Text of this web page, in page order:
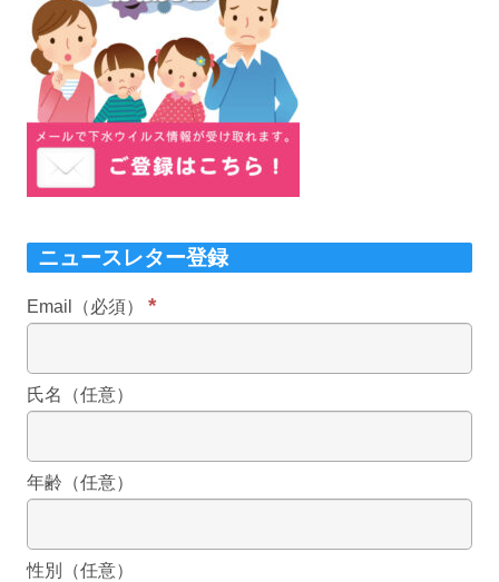
ニュースレター登録
Email（必須） *
氏名（任意）
年齢（任意）
性別（任意）